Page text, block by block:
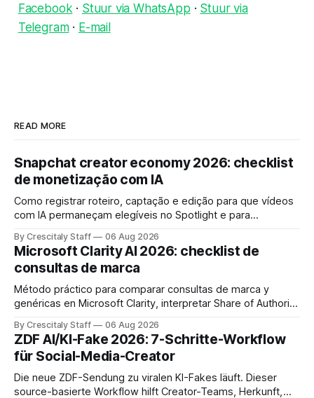
Facebook · Stuur via WhatsApp · Stuur via
Telegram· E-mail
READ MORE
Snapchat creator economy 2026: checklist
de monetização com IA
Como registrar roteiro, captação e edição para que vídeos
com IA permaneçam elegíveis no Spotlight e para
By Crescitaly Staff 06 Aug 2026
Microsoft Clarity AI 2026: checklist de
consultas de marca
Método práctico para comparar consultas de marca y
genéricas en Microsoft Clarity, interpretar Share of Authority
By Crescitaly Staff 06 Aug 2026
ZDF AI/KI-Fake 2026: 7-Schritte-Workflow
für Social-Media-Creator
Die neue ZDF-Sendung zu viralen KI-Fakes läuft. Dieser
source-basierte Workflow hilft Creator-Teams, Herkunft,